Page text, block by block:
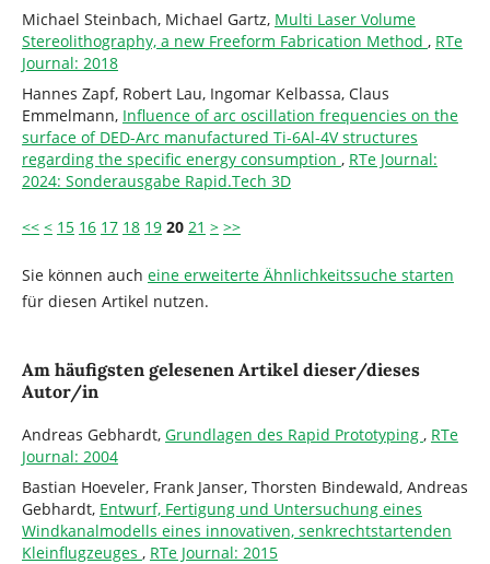
Michael Steinbach, Michael Gartz, Multi Laser Volume
Stereolithography, a new Freeform Fabrication Method , RTe
Journal: 2018
Hannes Zapf, Robert Lau, Ingomar Kelbassa, Claus
Emmelmann, Influence of arc oscillation frequencies on the
surface of DED-Arc manufactured Ti-6Al-4V structures
regarding the specific energy consumption , RTe Journal:
2024: Sonderausgabe Rapid.Tech 3D
<< < 15 16 17 18 19 20 21 > >>
Sie können auch eine erweiterte Ähnlichkeitssuche starten
für diesen Artikel nutzen.
Am häufigsten gelesenen Artikel dieser/dieses
Autor/in
Andreas Gebhardt, Grundlagen des Rapid Prototyping , RTe
Journal: 2004
Bastian Hoeveler, Frank Janser, Thorsten Bindewald, Andreas
Gebhardt, Entwurf, Fertigung und Untersuchung eines
Windkanalmodells eines innovativen, senkrechtstartenden
Kleinflugzeuges , RTe Journal: 2015